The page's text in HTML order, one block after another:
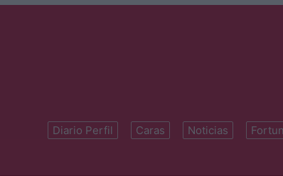
Diario Perfil Caras Noticias